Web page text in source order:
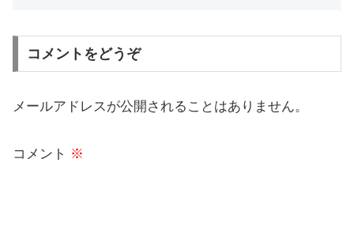
コメントをどうぞ
メールアドレスが公開されることはありません。
コメント ※